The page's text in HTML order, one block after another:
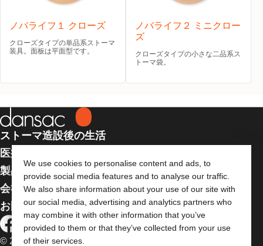
We use cookies to personalise content and ads, to
provide social media features and to analyse our traffic.
We also share information about your use of our site with
our social media, advertising and analytics partners who
may combine it with other information that you’ve
provided to them or that they’ve collected from your use
of their services.
ノバライフ１ クローズ
クローズタイプの単品系ストーマ
装具。面板は平面型です。
ノバライフ２ ミニクロー
ズ
クローズタイプの小さな二品系ス
トーマ袋。
ストーマ造設後の生活
医療従事者向け情報
製品
会社案内
お問い合わせ
© 2026 Dansac A/S. 全著作権所有